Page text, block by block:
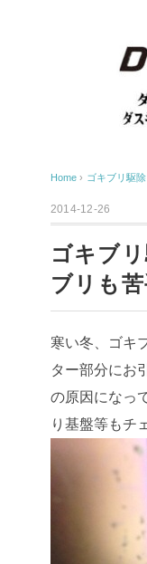
Home › ゴキブリ駆除
2014-12-26
ゴキブ
ブリも
寒い冬、ゴキ
ター部分にお
の原因になっ
り基盤等もチ